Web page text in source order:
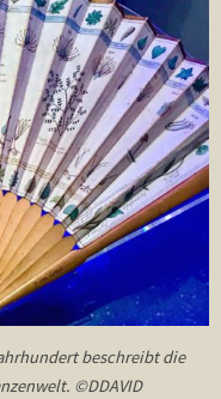
beschreibt die
©DDAVID